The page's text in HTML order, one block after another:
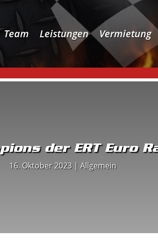
Team Leistungen Vermietung
der ERT Euro
16. Oktober 2023| Allgemein